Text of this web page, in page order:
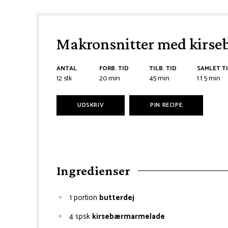
Makronsnitter med
ANTAL
12stk
FORB. TID
20minutter
min
TILB. TID
45minutter
min
SAMLET
1time
t5minutter
min
UDSKRIV PIN RECIPE
Ingredienser
1 portion butterdej
4spsk kirsebærmarmelade